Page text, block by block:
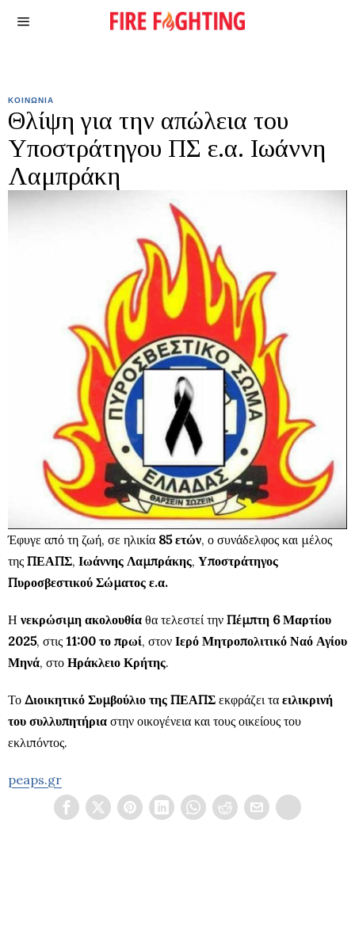
ΚΟΙΝΩΝΙΑ
Θλίψη για την απώλεια του
Υποστράτηγου ΠΣ ε.α. Ιωάννη
Λαμπράκη
Έφυγε από τη ζωή, σε ηλικία 85 ετών, ο συνάδελφος και μέλος
της ΠΕΑΠΣ, Ιωάννης Λαμπράκης, Υποστράτηγος
Πυροσβεστικού Σώματος ε.α.
Η νεκρώσιμη ακολουθία θα τελεστεί την Πέμπτη 6 Μαρτίου
2025, στις 11:00 το πρωί, στον Ιερό Μητροπολιτικό Ναό Αγίου
Μηνά, στο Ηράκλειο Κρήτης.
Το Διοικητικό Συμβούλιο της ΠΕΑΠΣ εκφράζει τα ειλικρινή
του συλλυπητήρια στην οικογένεια και τους οικείους του
εκλιπόντος.
peaps.gr